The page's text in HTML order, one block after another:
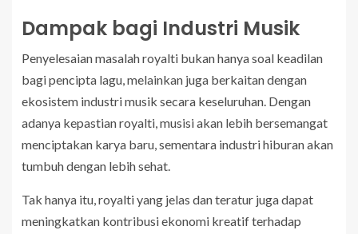
Dampak bagi Industri Musik
Penyelesaian masalah royalti bukan hanya soal keadilan
bagi pencipta lagu, melainkan juga berkaitan dengan
ekosistem industri musik secara keseluruhan. Dengan
adanya kepastian royalti, musisi akan lebih bersemangat
menciptakan karya baru, sementara industri hiburan akan
tumbuh dengan lebih sehat.
Tak hanya itu, royalti yang jelas dan teratur juga dapat
meningkatkan kontribusi ekonomi kreatif terhadap